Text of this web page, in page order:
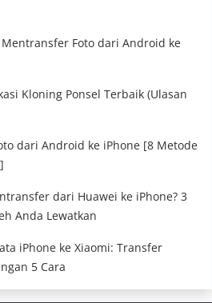
Mentransfer Foto dari Android ke
Kloning Ponsel Terbaik (Ulasan
dari Android ke iPhone [8 Metode
dari Huawei ke iPhone? 3
Anda Lewatkan
iPhone ke Xiaomi: Transfer
5 Cara